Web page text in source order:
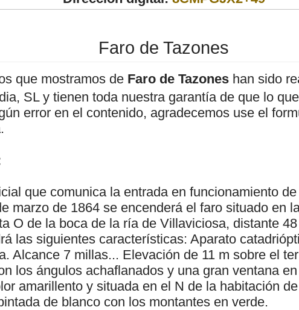
Faro de Tazones
que mostramos de Faro de Tazones han sido
SL y tienen toda nuestra garantía de que lo
error en el contenido, agradecemos use el
que comunica la entrada en funcionamiento
marzo de 1864 se encenderá el faro situado en
O de la boca de la ría de Villaviciosa, distante
las siguientes características: Aparato
Alcance 7 millas... Elevación de 11 m sobre el
los ángulos achaflanados y una gran ventana
amarillento y situada en el N de la habitación
de blanco con los montantes en verde.